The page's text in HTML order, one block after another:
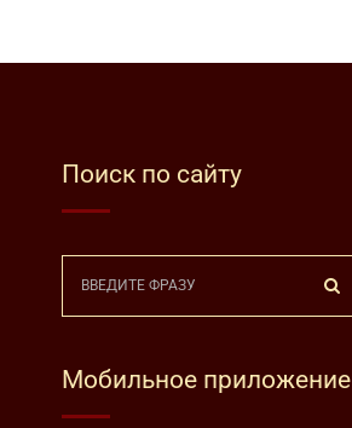
Поиск по сайту
Мобильное приложение